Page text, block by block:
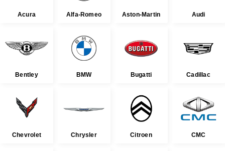
Acura Alfa-Romeo Aston-Martin Audi
Bentley BMW Bugatti Cadillac
Chevrolet Chrysler Citroen CMC